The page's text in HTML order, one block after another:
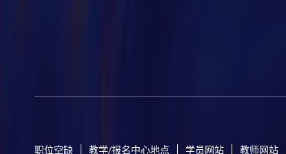
职位空缺 教学/报名中心地点 学员网站 教师网站